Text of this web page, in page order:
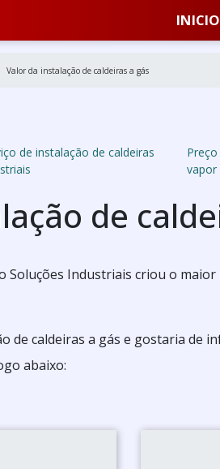
INICIO
Valor da instalação de caldeiras a gás
de instalação de caldeiras
vapor
de
Soluções Industriais criou o
de caldeiras a gás e gostaria de
abaixo: